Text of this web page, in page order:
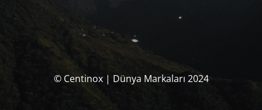
© Centinox | Dünya Markaları 2024